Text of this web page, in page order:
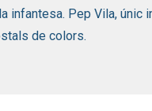
Pep Vila, únic
de colors.